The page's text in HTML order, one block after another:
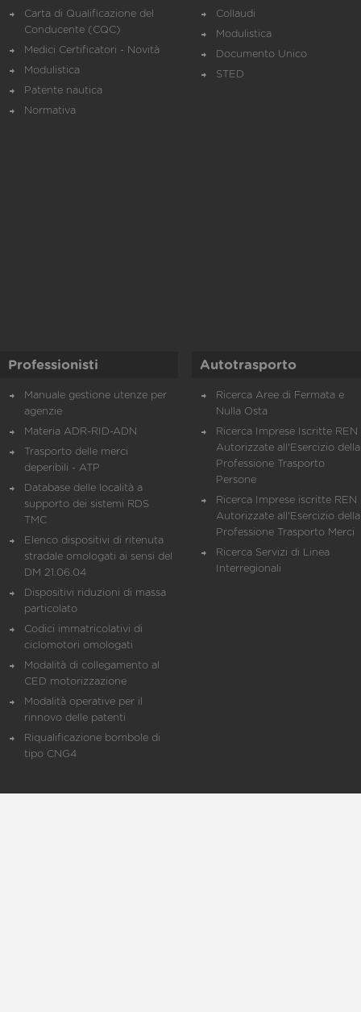
Carta di Qualificazione del
Conducente (CQC)
Medici Certificatori - Novità
Modulistica
Patente nautica
Normativa
Collaudi
Modulistica
Documento Unico
STED
Professionisti
Manuale gestione utenze per
agenzie
Materia ADR-RID-ADN
Trasporto delle merci
deperibili - ATP
Database delle località a
supporto dei sistemi RDS
TMC
Elenco dispositivi di ritenuta
stradale omologati ai sensi del
DM 21.06.04
Dispositivi riduzioni di massa
particolato
Codici immatricolativi di
ciclomotori omologati
Modalità di collegamento al
CED motorizzazione
Modalità operative per il
rinnovo delle patenti
Riqualificazione bombole di
tipo CNG4
Autotrasporto
Ricerca Aree di Fermata e
Nulla Osta
Ricerca Imprese Iscritte REN
Autorizzate all'Esercizio della
Professione Trasporto
Persone
Ricerca Imprese iscritte REN
Autorizzate all'Esercizio della
Professione Trasporto Merci
Ricerca Servizi di Linea
Interregionali